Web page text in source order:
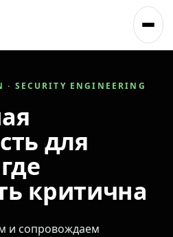
· SECURITY ENGINEERING
для
критична
и сопровождаем